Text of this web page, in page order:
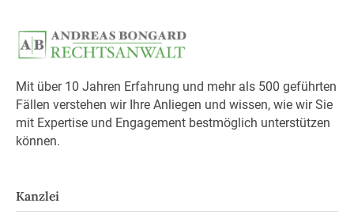
Mit über 10 Jahren Erfahrung und mehr als 500 geführten
Fällen verstehen wir Ihre Anliegen und wissen, wie wir Sie
mit Expertise und Engagement bestmöglich unterstützen
können.
Kanzlei